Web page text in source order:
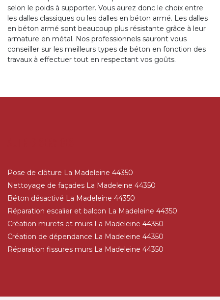
selon le poids à supporter. Vous aurez donc le choix entre
les dalles classiques ou les dalles en béton armé. Les dalles
en béton armé sont beaucoup plus résistante grâce à leur
armature en métal. Nos professionnels sauront vous
conseiller sur les meilleurs types de béton en fonction des
travaux à effectuer tout en respectant vos goûts.
Pose de clôture La Madeleine 44350
Nettoyage de façades La Madeleine 44350
Béton désactivé La Madeleine 44350
Réparation escalier et balcon La Madeleine 44350
Création murets et murs La Madeleine 44350
Création de dépendance La Madeleine 44350
Réparation fissures murs La Madeleine 44350